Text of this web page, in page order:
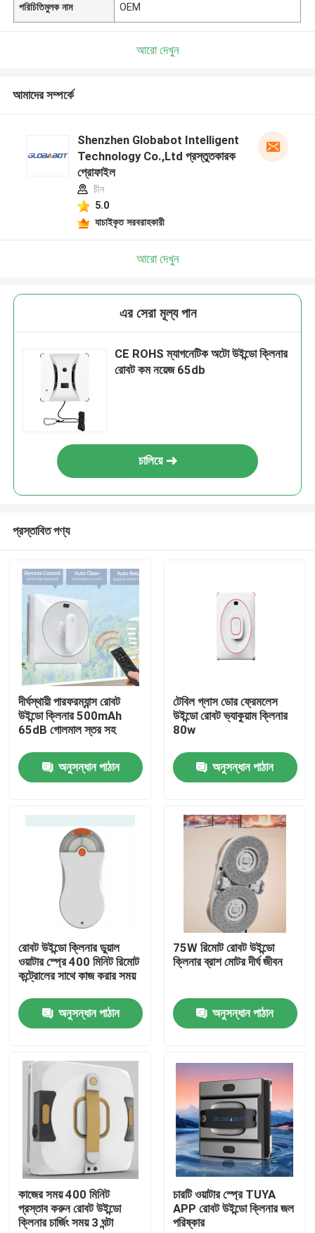
বাড়ি
আমাদের সম্পর্কে
কারখানা ভ্রমণ
উদ্ধৃতির জন্য আবেদন
রোবট ভ্যাকুয়াম ক্লিনার
রোবট উইন্ডো ক্লিনার
পরিচিতিমুলক নাম OEM
আরো দেখুন
আমাদের সম্পর্কে
Shenzhen Globabot Intelligent
Technology Co.,Ltd প্রস্তুতকারক
প্রোফাইল
চীন
5.0
যাচাইকৃত সরবরাহকারী
আরো দেখুন
এর সেরা মূল্য পান
CE ROHS ম্যাগনেটিক অটো উইন্ডো ক্লিনার
রোবট কম নয়েজ 65db
চালিয়ে
প্রস্তাবিত পণ্য
দীর্ঘস্থায়ী পারফরম্যান্স রোবট
উইন্ডো ক্লিনার 500mAh
65dB গোলমাল স্তর সহ
অনুসন্ধান পাঠান
টেবিল গ্লাস ডোর ফ্রেমলেস
উইন্ডো রোবট ভ্যাকুয়াম ক্লিনার
80w
অনুসন্ধান পাঠান
রোবট উইন্ডো ক্লিনার ডুয়াল
ওয়াটার স্প্রে 400 মিনিট রিমোট
কন্ট্রোলের সাথে কাজ করার সময়
অনুসন্ধান পাঠান
75W রিমোট রোবট উইন্ডো
ক্লিনার ব্রাশ মোটর দীর্ঘ জীবন
অনুসন্ধান পাঠান
কাজের সময় 400 মিনিট
প্রস্তাব করুন রোবট উইন্ডো
ক্লিনার চার্জিং সময় 3 ঘন্টা
চারটি ওয়াটার স্প্রে TUYA
APP রোবট উইন্ডো ক্লিনার জল
পরিষ্কার